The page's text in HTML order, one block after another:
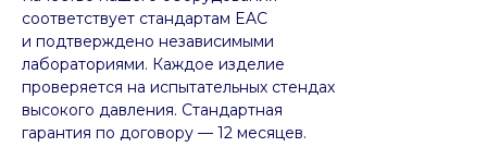
соответствует стандартам EAC
и подтверждено независимыми
лабораториями. Каждое изделие
проверяется на испытательных стендах
высокого давления. Стандартная
гарантия по договору — 12 месяцев.